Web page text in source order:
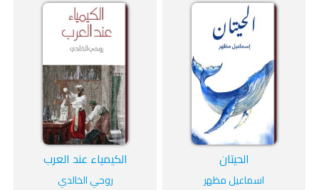
الحيتان
اسماعيل مظهر
الكيمياء عند العرب
روحي الخالدي